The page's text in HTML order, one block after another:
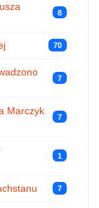
8
70
7
Marczyk
7
1
7